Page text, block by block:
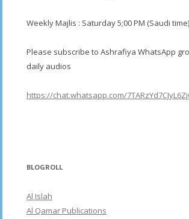
Weekly Majlis : Saturday 5;00 PM (Saudi time)
Please subscribe to Ashrafiya WhatsApp
daily audios
https://chat.whatsapp.com/
BLOGROLL
Al Islah
Al Qamar Publications